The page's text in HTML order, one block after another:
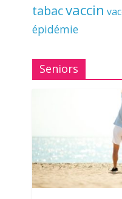
tabacvaccin
épidémie
Seniors